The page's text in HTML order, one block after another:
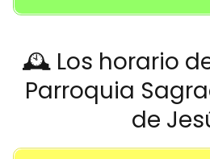
🕰️ Los horario
Parroquia
de